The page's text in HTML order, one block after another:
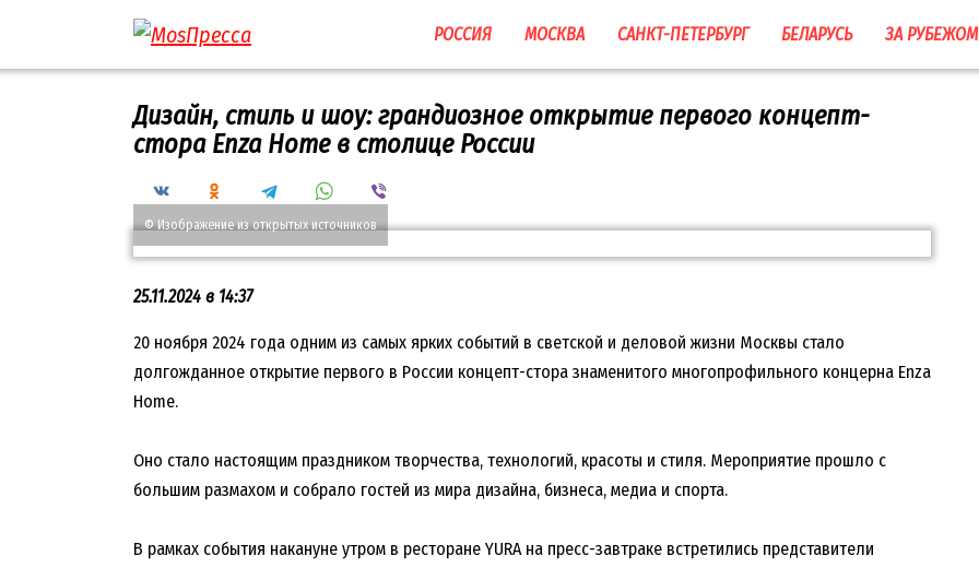
содержанию
РОССИЯ МОСКВА САНКТ-ПЕТЕРБУРГ БЕЛАРУСЬ ЗА РУБЕЖОМ
Дизайн, стиль и шоу: грандиозное открытие первого концепт-
стора Enza Home в столице России
© Изображение из открытых источников
25.11.2024 в 14:37
20 ноября 2024 года одним из самых ярких событий в светской и деловой жизни Москвы стало
долгожданное открытие первого в России концепт-стора знаменитого многопрофильного концерна Enza
Home.
Оно стало настоящим праздником творчества, технологий, красоты и стиля. Мероприятие прошло с
большим размахом и собрало гостей из мира дизайна, бизнеса, медиа и спорта.
В рамках события накануне утром в ресторане YURA на пресс-завтраке встретились представители